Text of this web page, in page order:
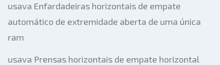
usava Enfardadeiras horizontais de empate
automático de extremidade aberta de uma única
ram
usava Prensas horizontais de empate horizontal